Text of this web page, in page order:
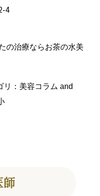
4
の治療ならお茶の水美
リ： 美容コラム and
師